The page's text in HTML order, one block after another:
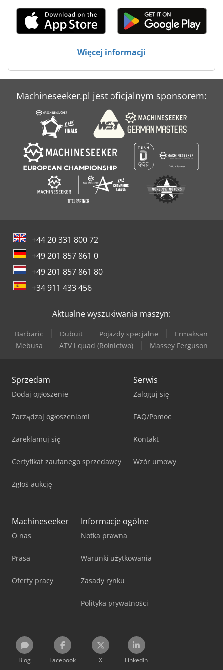
Maszyny Do Szycia Przemysłowe
Więcej informacji
Machineseeker.pl jest oficjalnym sponsorem:
+44 20 331 800 72
+49 201 857 861 0
+49 201 857 861 80
+34 911 433 456
Aktualne wyszukiwania maszyn:
Barbaric Dubuit Pojazdy specjalne
Ermaksan
Mebusa
ATV i quad (Rolnictwo) Massey Ferguson
Sprzedam
Dodaj ogłoszenie
Zarządzaj ogłoszeniami
Zareklamuj się
Certyfikat zaufanego sprzedawcy
Zgłoś aukcję
Serwis
Zaloguj się
FAQ/Pomoc
Kontakt
Wzór umowy
Machineseeker
O nas
Prasa
Oferty pracy
Informacje ogólne
Notka prawna
Warunki użytkowania
Zasady rynku
Polityka prywatności
Blog Facebook X LinkedIn